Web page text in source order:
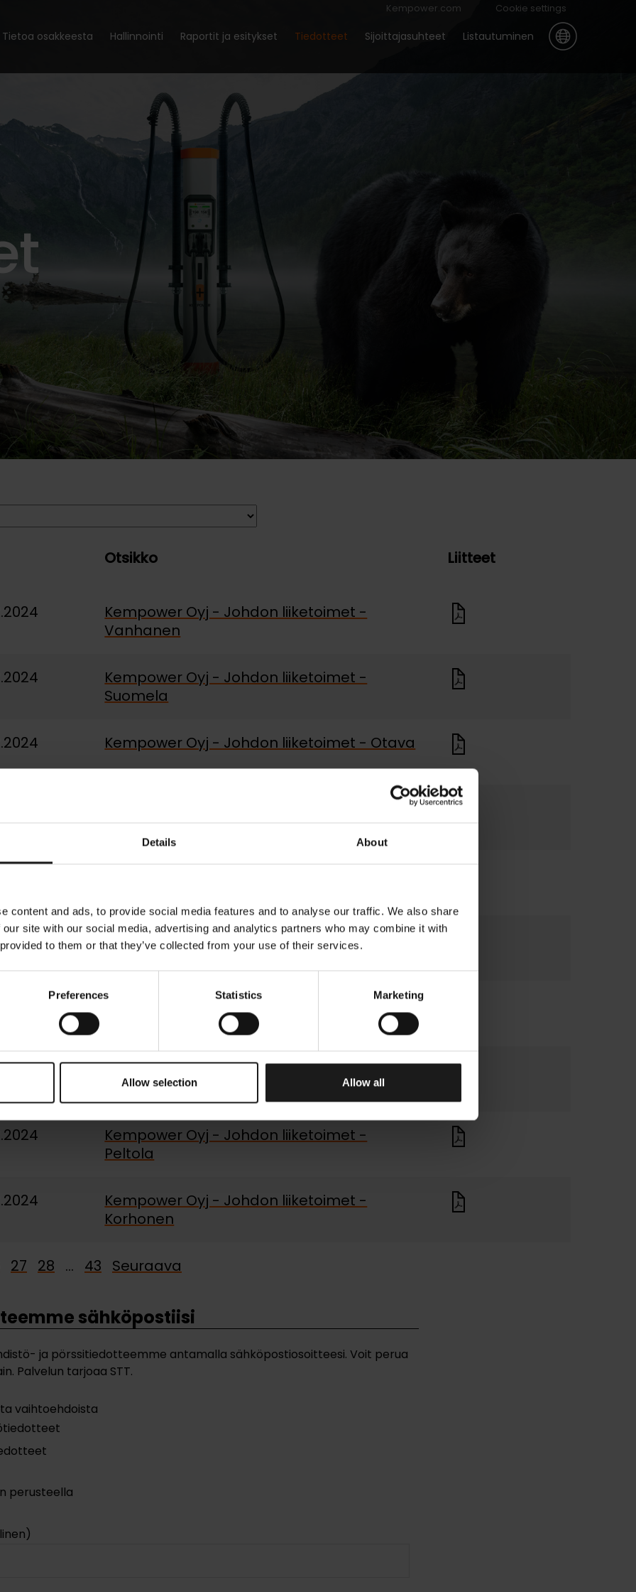
Details About
content and ads, to provide social media features and to analyse our traffic. We also share
site with our social media, advertising and analytics partners who may combine it with
to them or that they’ve collected from your use of their services.
Preferences Statistics Marketing
Allow selection Allow all
Kempower.com Cookie settings
Tietoa osakkeesta Hallinnointi Raportit ja esitykset Tiedotteet Sijoittajasuhteet Listautuminen
Otsikko Liitteet
Kempower Oyj - Johdon liiketoimet -
Vanhanen
Kempower Oyj - Johdon liiketoimet -
Suomela
Kempower Oyj - Johdon liiketoimet - Otava
Kempower Oyj - Johdon liiketoimet - Liuska
Kempower Oyj - Johdon liiketoimet -
Kainulainen
Kempower Oyj - Johdon liiketoimet -
Kempower Oyj - Johdon liiketoimet - Lehti
Kempower Oyj - Johdon liiketoimet -
Peltola
Kempower Oyj - Johdon liiketoimet -
Korhonen
27 28 … 43 Seuraava